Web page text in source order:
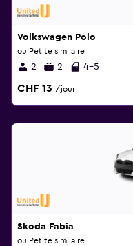
Volkswagen Polo
ou Petite similaire
2 2 4-5
CHF 13 /jour
Skoda Fabia
ou Petite similaire